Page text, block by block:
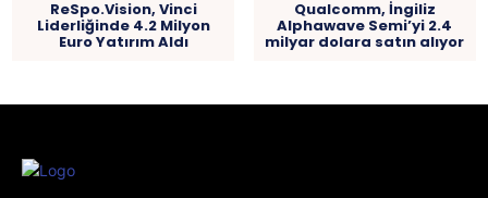
ReSpo.Vision, Vinci
Liderliğinde 4.2 Milyon
Euro Yatırım Aldı
Qualcomm, İngiliz
Alphawave Semi’yi 2.4
milyar dolara satın alıyor